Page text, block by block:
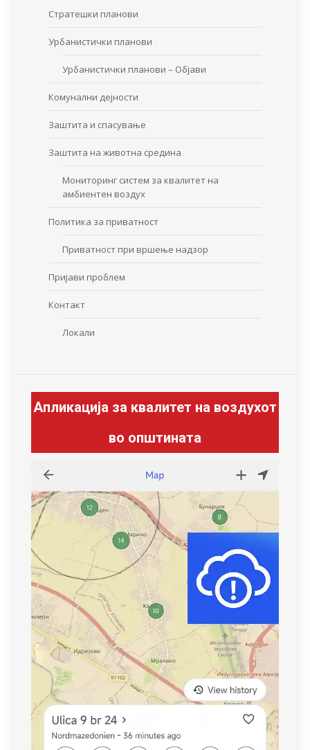
Стратешки планови
Урбанистички планови
Урбанистички планови – Објави
Комунални дејности
Заштита и спасување
Заштита на животна средина
Мониторинг систем за квалитет на
амбиентен воздух
Политика за приватност
Приватност при вршење надзор
Пријави проблем
Контакт
Локали
Апликација за квалитет на воздухот
во општината